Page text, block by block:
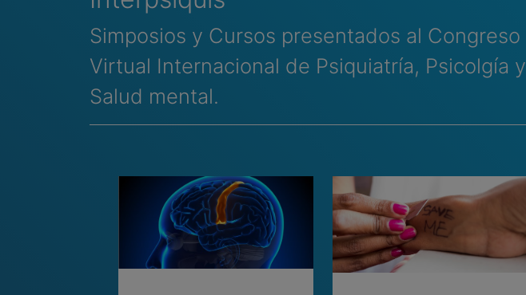
Simposios y Cursos presentados al Congreso
Virtual Internacional de Psiquiatría, Psicolgía y
Salud mental.